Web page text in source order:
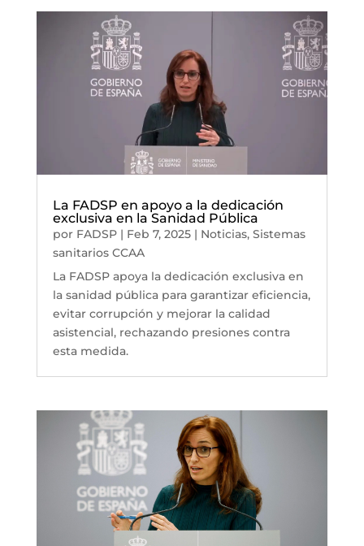
La FADSP en apoyo a la dedicación
exclusiva en la Sanidad Pública
por FADSP| Feb 7, 2025| Noticias, Sistemas
sanitarios CCAA
La FADSP apoya la dedicación exclusiva en
la sanidad pública para garantizar eficiencia,
evitar corrupción y mejorar la calidad
asistencial, rechazando presiones contra
esta medida.